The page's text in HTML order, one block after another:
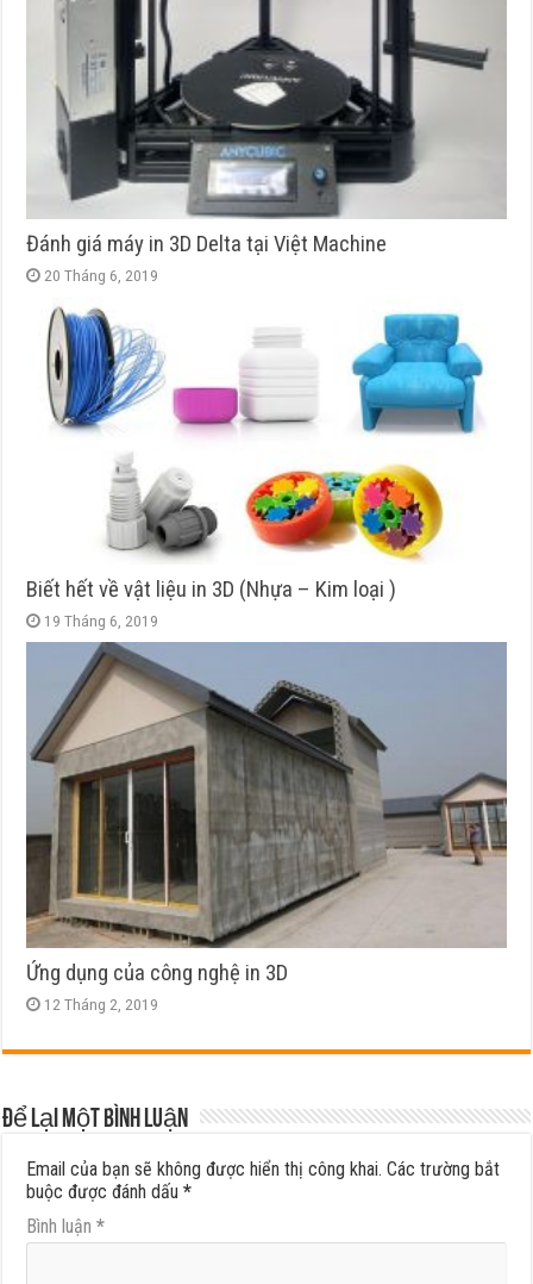
Đánh giá máy in 3D Delta tại Việt Machine
20 Tháng 6, 2019
Biết hết về vật liệu in 3D (Nhựa – Kim loại )
19 Tháng 6, 2019
Ứng dụng của công nghệ in 3D
12 Tháng 2, 2019
Để lại một bình luận
Email của bạn sẽ không được hiển thị công khai. Các trường bắt
buộc được đánh dấu*
Bình luận*